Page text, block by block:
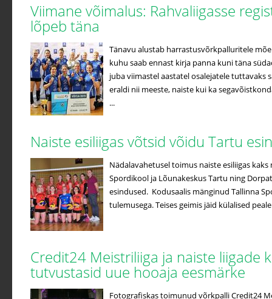
Viimane võimalus: Rahvaliigasse
lõpeb täna
Tänavu alustab harrastusvõrkpalluritele
kuhu saab ennast kirja panna kuni täna
juba viimastel aastatel osalejatele tuttavaks
eraldi nii meeste, naiste kui ka
...
Naiste esiliigas võtsid võidu Tartu
Nädalavahetusel toimus naiste esiliigas
Spordikool ja Lõunakeskus Tartu ning
esindused. Kodusaalis mänginud Tallinna
tulemusega. Teises geimis jäid külalised
Credit24 Meistriliiga ja naiste liigade
tutvustasid uue hooaja eesmärke
Fotografiskas toimunud võrkpalli Credit24